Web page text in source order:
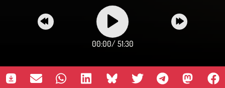
00:00/ 51:30